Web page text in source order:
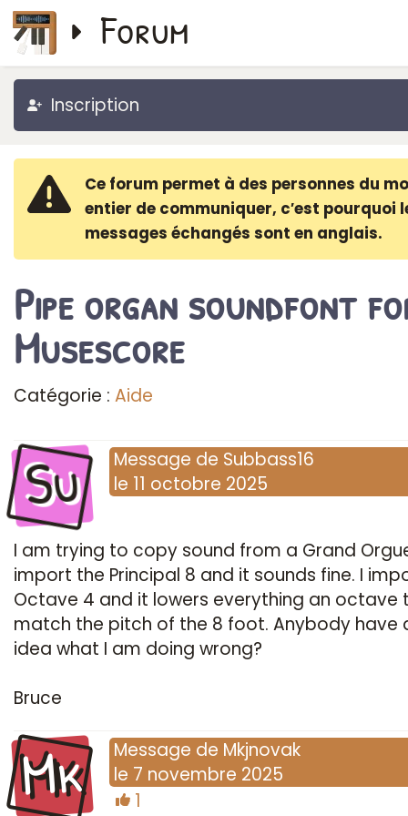
Forum
Inscription
Ce forum permet à des personnes du
entier de communiquer, c′est pourquoi
messages échangés sont en anglais.
Pipe organ soundfont
Musescore
Catégorie : Aide
Su Message de Subbass16
le 11 octobre 2025
I am trying to copy sound from a Grand
import the Principal 8 and it sounds fine. I
Octave 4 and it lowers everything an octave
match the pitch of the 8 foot. Anybody have
idea what I am doing wrong?
Bruce
Mk Message de Mkjnovak
le 7 novembre 2025
1